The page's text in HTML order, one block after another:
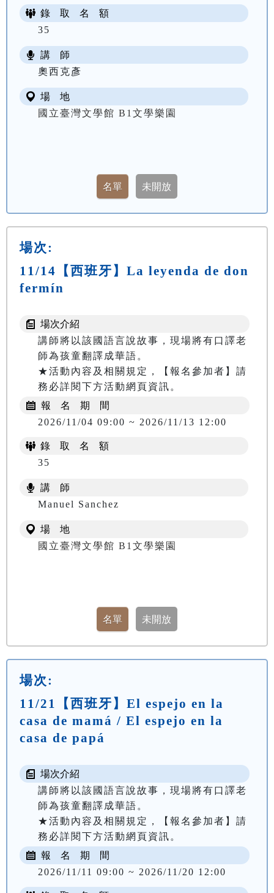
錄 取 名 額
35
講 師
奧西克彥
場 地
國立臺灣文學館 B1文學樂園
場次:
11/14【西班牙】La leyenda de don
fermín
場次介紹
講師將以該國語言說故事，現場將有口譯老
師為孩童翻譯成華語。
★活動內容及相關規定，【報名參加者】請
務必詳閱下方活動網頁資訊。
報 名 期 間
2026/11/04 09:00 ~ 2026/11/13 12:00
錄 取 名 額
35
講 師
Manuel Sanchez
場 地
國立臺灣文學館 B1文學樂園
場次:
11/21【西班牙】El espejo en la
casa de mamá / El espejo en la
casa de papá
場次介紹
講師將以該國語言說故事，現場將有口譯老
師為孩童翻譯成華語。
★活動內容及相關規定，【報名參加者】請
務必詳閱下方活動網頁資訊。
報 名 期 間
2026/11/11 09:00 ~ 2026/11/20 12:00